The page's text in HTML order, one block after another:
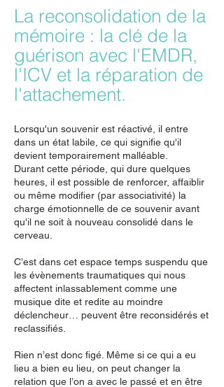
La reconsolidation de la
mémoire : la clé de la
guérison avec l'EMDR,
l'ICV et la réparation de
l'attachement.
Lorsqu'un souvenir est réactivé, il entre
dans un état labile, ce qui signifie qu'il
devient temporairement malléable.
Durant cette période, qui dure quelques
heures, il est possible de renforcer, affaiblir
ou même modifier (par associativité) la
charge émotionnelle de ce souvenir avant
qu'il ne soit à nouveau consolidé dans le
cerveau.
C’est dans cet espace temps suspendu que
les évènements traumatiques qui nous
affectent inlassablement comme une
musique dite et redite au moindre
déclencheur… peuvent être reconsidérés et
reclassifiés.
Rien n’est donc figé. Même si ce qui a eu
lieu a bien eu lieu, on peut changer la
relation que l’on a avec le passé et en être